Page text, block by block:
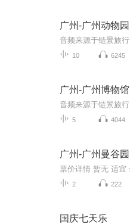
广州-广州动物园
10 6245
广州-广州博物馆
5 4044
广州-广州曼谷园
2 222
国庆七天乐